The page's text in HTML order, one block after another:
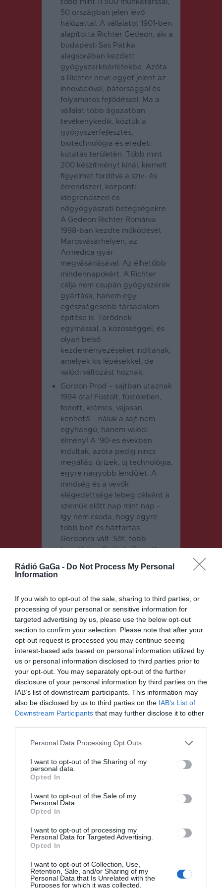
Rádió GaGa - Do Not Process My Personal
Information
If you wish to opt-out of the sale, sharing to third parties, or
processing of your personal or sensitive information for
targeted advertising by us, please use the below opt-out
section to confirm your selection. Please note that after your
opt-out request is processed you may continue seeing
interest-based ads based on personal information utilized by
us or personal information disclosed to third parties prior to
your opt-out. You may separately opt-out of the further
disclosure of your personal information by third parties on the
IAB’s list of downstream participants. This information may
also be disclosed by us to third parties on the IAB’s List of
Downstream Participants that may further disclose it to other
Personal Data Processing Opt Outs
I want to opt-out of the Sharing of my
personal data.
Opted In
I want to opt-out of the Sale of my
Personal Data.
Opted In
I want to opt-out of processing my
Personal Data for Targeted Advertising.
Opted In
I want to opt-out of Collection, Use,
Retention, Sale, and/or Sharing of my
Personal Data that Is Unrelated with the
Purposes for which it was collected.
50 országban jelen lévő
hálózattal. A vállalatot 1901-ben
alapította Richter Gedeon, aki a
budapesti Sas Patika
alagsorában kezdett
gyógyszerkísérletekbe. Azóta
a Richter neve egyet jelent az
innovációval, bátorsággal és
folyamatos fejlődéssel. Ma a
vállalat több ágazatban
tevékenykedik, köztük a
gyógyszerfejlesztés,
biotechnológia és eredeti
kutatás területén. Több mint
200 készítményt kínál, kiemelt
figyelmet fordítva a szív- és
érrendszeri, központi
idegrendszeri és
nőgyógyászati betegségekre.
A Gedeon Richter Románia
1998-ban kezdte működését
Marosvásárhelyen, az
Armedica gyár
megvásárlásával. Az élhetőbb
mindennapokért. A Richter
célja nem csupán gyógyszerek
gyártása, hanem egy
egészségesebb társadalom
építése is. Törődnek
egymással, a közösséggel, és
olyan belső
kezdeményezéseket indítanak,
amelyek kis lépésekkel, de
valódi változást hoznak.
Gordon Prod – sajtban utaznak
1994 óta! Füstölt, füstöletlen,
fonott, krémes, vajasan
kenhető – náluk a sajt nem
egyhangú, hanem valódi
élmény! A ’90-es években
indultak, azóta pedig nincs
megállás: új ízek, új technológia,
egyre nagyobb lendület. A
minőség és a vevők
elégedettsége lebeg célként a
szemük előtt nap mint nap –
így nem csoda, hogy egyre
több bolt és háztartás
Gordonra vált. Sőt, több
termékük a Székely Termék
tulajdonosok vallják, hogy a
közösség, amelyet emberek
alkotnak. „Emberek, akik a
gyárban dolgoznak, akik a
háztáji farmokon
szorgoskodnak és biztosítják a
legízletesebb tejet, és azok a
vásárlók, akik szeretik
termékeinket. Ez a közösség
mindent megtesz, hogy a
lehető legízletesebb és
legegészségesebb falatok
legyen igazi!
Mi aGránit Banknál hisszük,
hogy a bankolás lehet
és fenntartható. Magyar
tulajdonú digitális bankként
teljesen online pénzügyi
átutalásról vagy
hitelügyintézésről. A fejlett